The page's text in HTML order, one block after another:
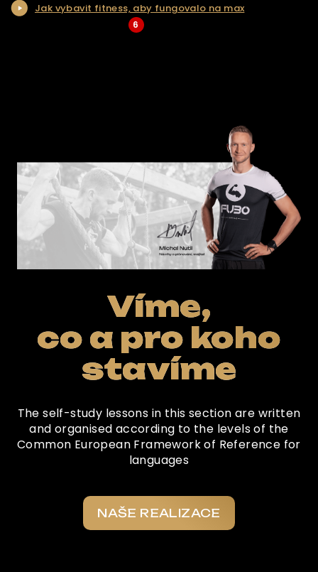
KONTAKT
Jak vybavit fitness, aby fungovalo na max
6
Víme,
co a pro koho
stavíme
The self-study lessons in this section are written
and organised according to the levels of the
Common European Framework of Reference for
languages
NAŠE REALIZACE